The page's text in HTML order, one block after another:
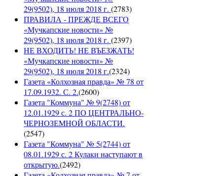
29(9502), 18 июля 2018 г. (2783)
ПРАВИЛА - ПРЕЖДЕ ВСЕГО
«Мучкапские новости» №
29(9502), 18 июля 2018 г. (2397)
НЕ ВХОДИТЬ! НЕ ВЪЕЗЖАТЬ!
«Мучкапские новости» №
29(9502), 18 июля 2018 г.(2324)
Газета «Колхозная правда» № 78 от
17.09.1932. С. 2.(2600)
Газета "Коммуна" № 9(2748) от
12.01.1929 с. 2 ПО ЦЕНТРАЛЬНО-
ЧЕРНОЗЕМНОЙ ОБЛАСТИ.
(2547)
Газета "Коммуна" № 5(2744) от
08.01.1929 с. 2 Кулаки наступают в
открытую.(2492)